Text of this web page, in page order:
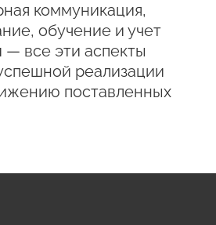
коммуникация,
обучение и учет
— все эти аспекты
реализации
поставленных